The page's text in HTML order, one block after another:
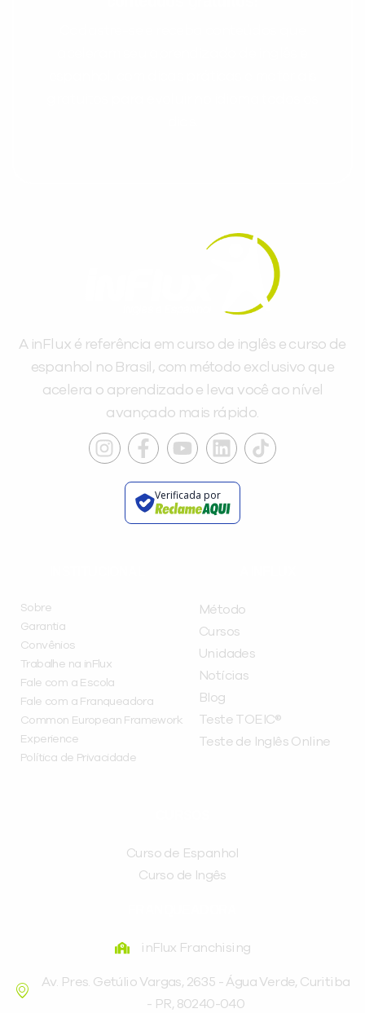
A inFlux é referência em curso de inglês e curso de
espanhol no Brasil, com método exclusivo que
acelera o aprendizado e leva você ao nível
avançado mais rápido.
Verificada por
Sobre
Garantia
Convênios
Trabalhe na inFlux
Fale com a Escola
Fale com a Franqueadora
Common European Framework
Experience
Política de Privacidade
Método
Cursos
Unidades
Notícias
Blog
Teste TOEIC®
Teste de Inglês Online
Curso de Espanhol
Curso de Ingês
inFlux Franchising
Av. Pres. Getúlio Vargas, 2635 - Água Verde, Curitiba
- PR, 80240-040